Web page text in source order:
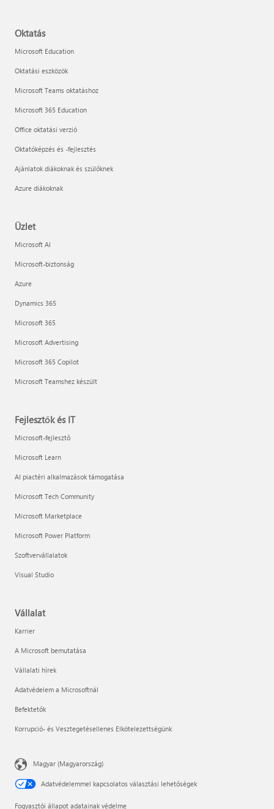
Oktatás
Microsoft Education
Oktatási eszközök
Microsoft Teams oktatáshoz
Microsoft 365 Education
Office oktatási verzió
Oktatóképzés és -fejlesztés
Ajánlatok diákoknak és szülőknek
Azure diákoknak
Üzlet
Microsoft AI
Microsoft-biztonság
Azure
Dynamics 365
Microsoft 365
Microsoft Advertising
Microsoft 365 Copilot
Microsoft Teamshez készült
Fejlesztők és IT
Microsoft-fejlesztő
Microsoft Learn
AI piactéri alkalmazások támogatása
Microsoft Tech Community
Microsoft Marketplace
Microsoft Power Platform
Szoftvervállalatok
Visual Studio
Vállalat
Karrier
A Microsoft bemutatása
Vállalati hírek
Adatvédelem a Microsoftnál
Befektetők
Korrupció- és Vesztegetésellenes Elkötelezettségünk
Magyar (Magyarország)
Adatvédelemmel kapcsolatos választási lehetőségek
Fogyasztói állapot adatainak védelme